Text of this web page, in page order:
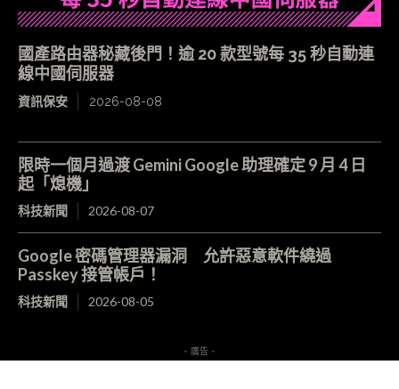
國產路由器秘藏後門！逾 20 款型號每 35 秒自動連
線中國伺服器
資訊保安 2026-08-08
限時一個月過渡 Gemini Google 助理確定 9 月 4 日
起「熄機」
科技新聞 2026-08-07
Google 密碼管理器漏洞 允許惡意軟件繞過
Passkey 接管帳戶！
科技新聞 2026-08-05
- 廣告 -